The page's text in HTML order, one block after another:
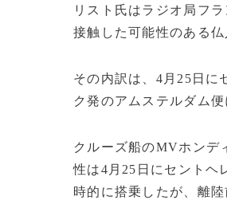
リスト氏はラジオ局フ
接触した可能性のある
その内訳は、4月25日に
ク発のアムステルダム
クルーズ船のMVホンデ
性は4月25日にセントヘ
時的に搭乗したが、離